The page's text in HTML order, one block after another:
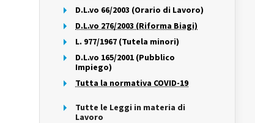
D.L.vo 66/2003 (Orario di Lavoro)
D.L.vo 276/2003 (Riforma Biagi)
L. 977/1967 (Tutela minori)
D.L.vo 165/2001 (Pubblico
Impiego)
Tutta la normativa COVID-19
Tutte le Leggi in materia di
Lavoro